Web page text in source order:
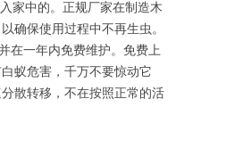
家中的。正规厂家在制造木
确保使用过程中不再生虫。
在一年内免费维护。免费上
蚁危害，千万不要惊动它
散转移，不在按照正常的活